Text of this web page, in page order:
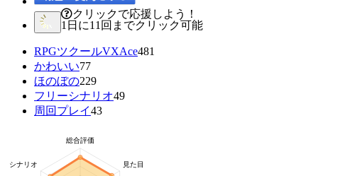
クリックで応援しよう！
1日に11回までクリック可能
RPGツクールVXAce481
かわいい77
ほのぼの229
フリーシナリオ49
周回プレイ43